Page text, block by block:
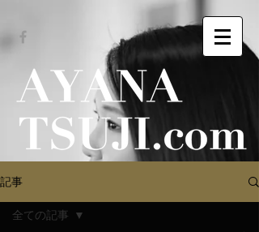
記事
全ての記事